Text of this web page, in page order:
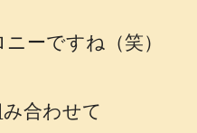
ーですね（笑）
合わせて